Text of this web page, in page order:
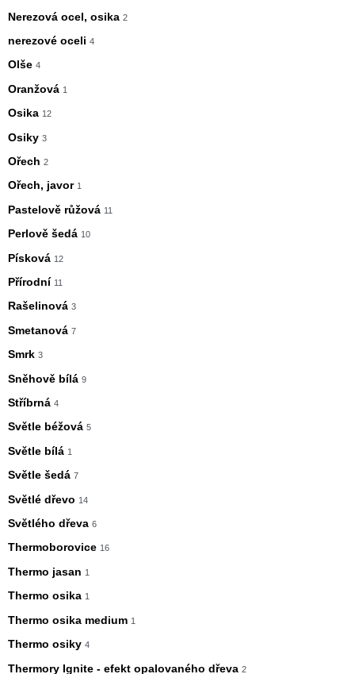
Nerezová ocel, osika 2
nerezové oceli 4
Olše 4
Oranžová 1
Osika 12
Osiky 3
Ořech 2
Ořech, javor 1
Pastelově růžová 11
Perlově šedá 10
Písková 12
Přírodní 11
Rašelinová 3
Smetanová 7
Smrk 3
Sněhově bílá 9
Stříbrná 4
Světle béžová 5
Světle bílá 1
Světle šedá 7
Světlé dřevo 14
Světlého dřeva 6
Thermoborovice 16
Thermo jasan 1
Thermo osika 1
Thermo osika medium 1
Thermo osiky 4
Thermory Ignite - efekt opalovaného dřeva 2